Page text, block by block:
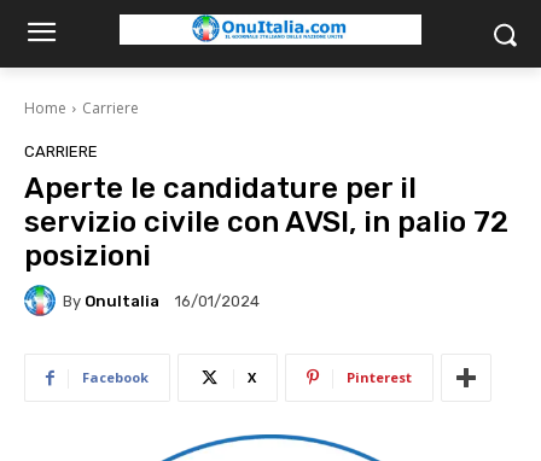
Home Carriere
CARRIERE
Aperte le candidature per il
servizio civile con AVSI, in palio 72
posizioni
By OnuItalia 16/01/2024
Facebook X Pinterest